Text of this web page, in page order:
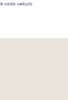
cada veículo